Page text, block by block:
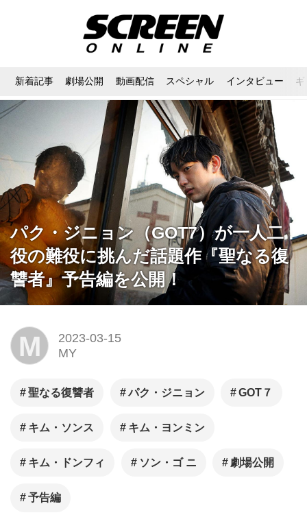
新着記事 劇場公開 動画配信 スペシャル インタビュー
パク・ジニョン（GOT7）が一人二
役の難役に挑んだ話題作『聖なる復
讐者』予告編を公開！
M
2023-03-15
MY
聖なる復讐者 パク・ジニョン GOT７
キム・ソンス キム・ヨンミン
キム・ドンフィ ソン・ゴ ニ 劇場公開
予告編